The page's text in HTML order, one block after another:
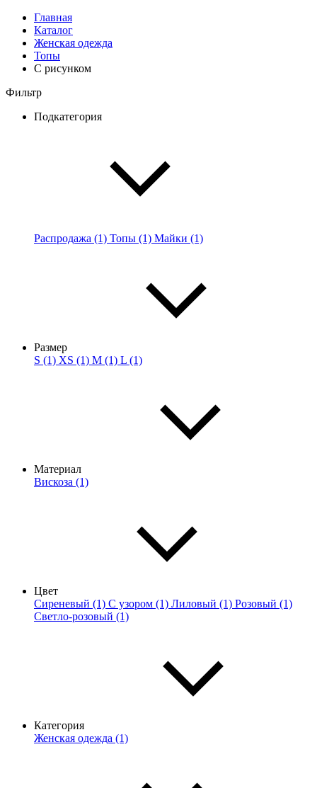
Главная
Каталог
Женская одежда
Топы
С рисунком
Фильтр
Подкатегория
Распродажа (1) Топы (1) Майки (1)
Размер
S (1) XS (1) M (1) L (1)
Материал
Вискоза (1)
Цвет
Сиреневый (1) С узором (1) Лиловый (1) Розовый (1)
Светло-розовый (1)
Категория
Женская одежда (1)